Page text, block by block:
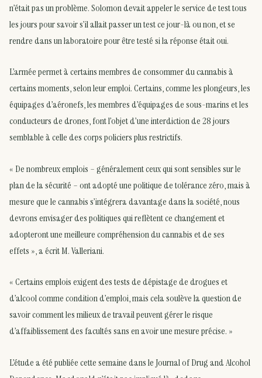
n’était pas un problème. Solomon devait appeler le service de test tous
les jours pour savoir s’il allait passer un test ce jour-là ou non, et se
rendre dans un laboratoire pour être testé si la réponse était oui.
L’armée permet à certains membres de consommer du cannabis à
certains moments, selon leur emploi. Certains, comme les plongeurs, les
équipages d’aéronefs, les membres d’équipages de sous-marins et les
conducteurs de drones, font l’objet d’une interdiction de 28 jours
semblable à celle des corps policiers plus restrictifs.
« De nombreux emplois – généralement ceux qui sont sensibles sur le
plan de la sécurité – ont adopté une politique de tolérance zéro, mais à
mesure que le cannabis s’intégrera davantage dans la société, nous
devrons envisager des politiques qui reflètent ce changement et
adopteront une meilleure compréhension du cannabis et de ses
effets », a écrit M. Valleriani.
« Certains emplois exigent des tests de dépistage de drogues et
d’alcool comme condition d’emploi, mais cela soulève la question de
savoir comment les milieux de travail peuvent gérer le risque
d’affaiblissement des facultés sans en avoir une mesure précise. »
L’étude a été publiée cette semaine dans le Journal of Drug and Alcohol